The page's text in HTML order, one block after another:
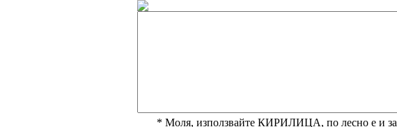
* Моля, използвайте КИРИЛИЦА, по лесно е и за